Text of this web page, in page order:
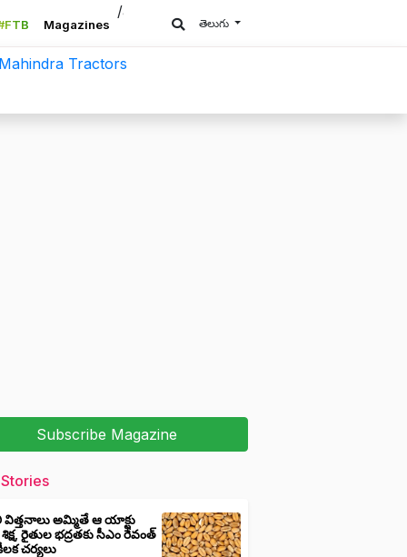
Magazines
/a>
తెలుగు
Subscribe Magazine
విత్తనాలు అమ్మితే ఆ యాక్టు
రైతుల భద్రతకు సీఎం రేవంత్
చర్యలు